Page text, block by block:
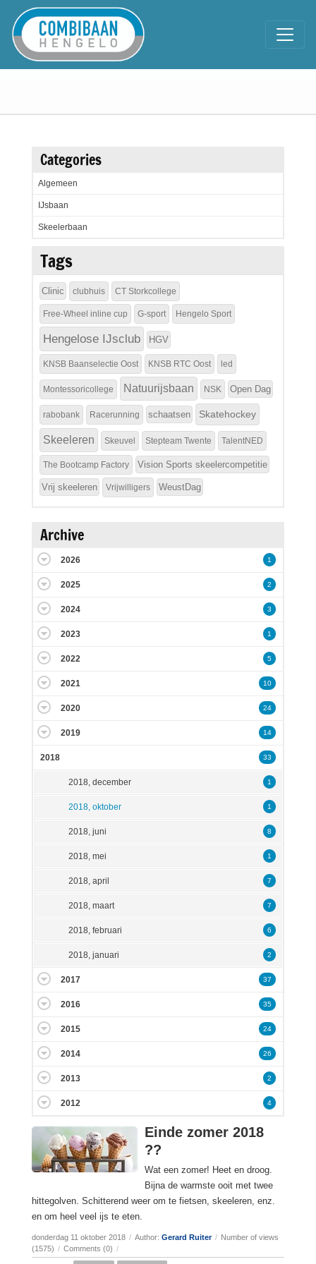
Einde zomer 2018
??
Wat een zomer! Heet en droog.
Bijna de warmste ooit met twee
hittegolven. Schitterend weer om te fietsen, skeeleren, enz.
en om heel veel ijs te eten.
donderdag 11 oktober 2018 / Author: Gerard Ruiter / Number of views
(1575) / Comments (0) /
Categories
Algemeen
IJsbaan
Skeelerbaan
Tags
Clinic clubhuis CT Storkcollege
Free-Wheel inline cup G-sport Hengelo Sport
Hengelose IJsclub HGV
KNSB Baanselectie Oost KNSB RTC Oost led
Montessoricollege Natuurijsbaan NSK Open Dag
rabobank Racerunning schaatsen Skatehockey
Skeeleren Skeuvel Stepteam Twente TalentNED
The Bootcamp Factory Vision Sports skeelercompetitie
Vrij skeeleren Vrijwilligers WeustDag
Archive
2026 1
2025 2
2024 3
2023 1
2022 5
2021 10
2020 24
2019 14
2018 33
2018, december 1
2018, oktober 1
2018, juni 8
2018, mei 1
2018, april 7
2018, maart 7
2018, februari 6
2018, januari 2
2017 37
2016 35
2015 24
2014 26
2013 2
2012 4